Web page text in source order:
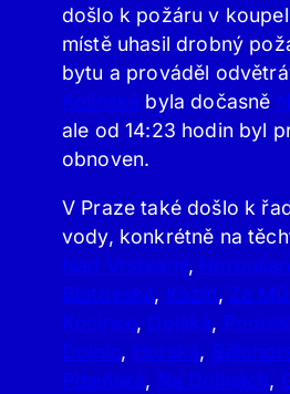
došlo k požáru v
místě uhasil drobný
bytu a prováděl
Kolínská byla dočasně
ale od 14:23 hodin byl
obnoven.
V Praze také došlo k
vody, konkrétně na
Nad Vrstvami,
Blatovská, Kazín, Za
Kocínce, Dolská,
Dolnic, Horská,
Plzeňská, Na Dolinách,